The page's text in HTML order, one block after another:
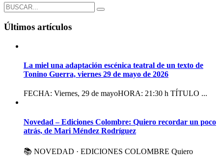
Últimos artículos
La miel una adaptación escénica teatral de un texto de
Tonino Guerra, viernes 29 de mayo de 2026
FECHA: Viernes, 29 de mayoHORA: 21:30 h TÍTULO ...
Novedad – Ediciones Colombre: Quiero recordar un poco
atrás, de Mari Méndez Rodríguez
📚 NOVEDAD · EDICIONES COLOMBRE Quiero